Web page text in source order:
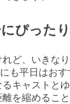
ぴった
ど、いきな
も平日はお
キャストと
を縮めるこ